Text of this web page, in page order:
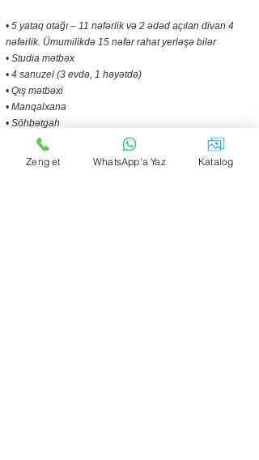
• 5 yataq otağı – 11 nəfərlik və 2 ədəd açılan divan 4
nəfərlik. Ümumilikdə 15 nəfər rahat yerləşə bilər
• Studia mətbəx
• 4 sanuzel (3 evdə, 1 həyətdə)
• Qış mətbəxi
• Manqalxana
• Söhbətgah
• İsti hovuz
• Sac, samovar və digər rahatlıqlar
Zeng et WhatsApp'a Yaz Katalog